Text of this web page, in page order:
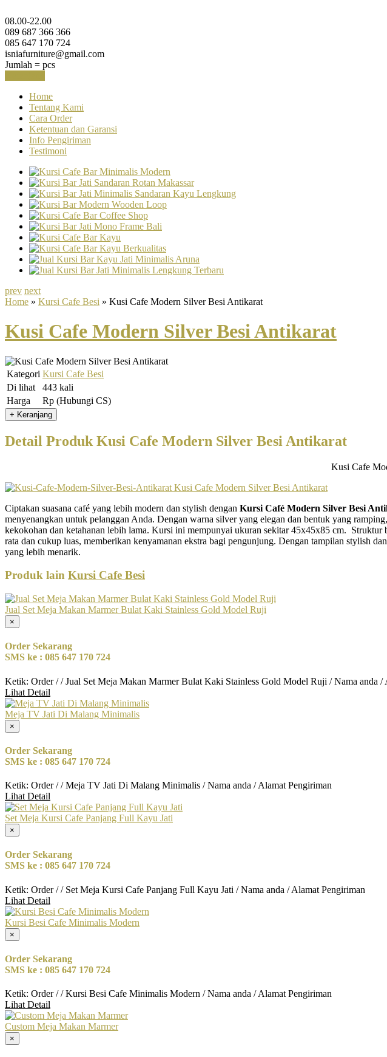
08.00-22.00
089 687 366 366
085 647 170 724
isniafurniture@gmail.com
Jumlah = pcs
Home
Tentang Kami
Cara Order
Ketentuan dan Garansi
Info Pengiriman
Testimoni
prev next
Home » Kursi Cafe Besi » Kusi Cafe Modern Silver Besi Antikarat
Kusi Cafe Modern Silver Besi Antikarat
Kategori Kursi Cafe Besi
Di lihat
443 kali
Harga
Rp (Hubungi CS)
Detail Produk Kusi Cafe Modern Silver Besi Antikarat
Kusi Cafe
Ciptakan suasana café yang lebih modern dan stylish dengan Kursi Café Modern Silver Besi
menyenangkan untuk pelanggan Anda. Dengan warna silver yang elegan dan bentuk yang
kekokohan dan ketahanan lebih lama. Kursi ini mempunyai ukuran sekitar 45x45x85 cm.
rata dan cukup luas, memberikan kenyamanan ekstra bagi pengunjung. Dengan tampilan stylish
yang lebih menarik.
Produk lain Kursi Cafe Besi
Jual Set Meja Makan Marmer Bulat Kaki Stainless Gold Model Ruji
×
Order Sekarang
SMS ke : 085 647 170 724
Ketik: Order / / Jual Set Meja Makan Marmer Bulat Kaki Stainless Gold Model Ruji / Nama anda /
Lihat Detail
Meja TV Jati Di Malang Minimalis
×
Order Sekarang
SMS ke : 085 647 170 724
Ketik: Order / / Meja TV Jati Di Malang Minimalis / Nama anda / Alamat Pengiriman
Lihat Detail
Set Meja Kursi Cafe Panjang Full Kayu Jati
×
Order Sekarang
SMS ke : 085 647 170 724
Ketik: Order / / Set Meja Kursi Cafe Panjang Full Kayu Jati / Nama anda / Alamat Pengiriman
Lihat Detail
Kursi Besi Cafe Minimalis Modern
×
Order Sekarang
SMS ke : 085 647 170 724
Ketik: Order / / Kursi Besi Cafe Minimalis Modern / Nama anda / Alamat Pengiriman
Lihat Detail
Custom Meja Makan Marmer
×